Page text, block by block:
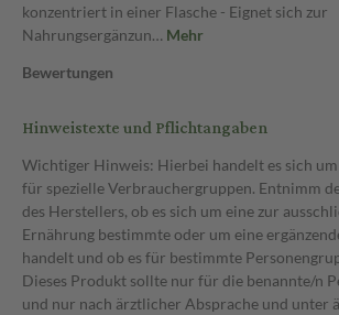
konzentriert in einer Flasche - Eignet sich zur
Nahrungsergänzun… Mehr
Bewertungen
Hinweistexte und Pflichtangaben
Wichtiger Hinweis: Hierbei handelt es sich
für spezielle Verbrauchergruppen. Entnimm
des Herstellers, ob es sich um eine zur
Ernährung bestimmte oder um eine
handelt und ob es für bestimmte
Dieses Produkt sollte nur für die benannte/n
und nur nach ärztlicher Absprache und unter